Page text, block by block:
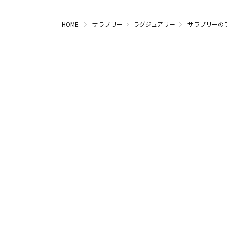
HOME サラブリー ラグジュアリー サラブリーの